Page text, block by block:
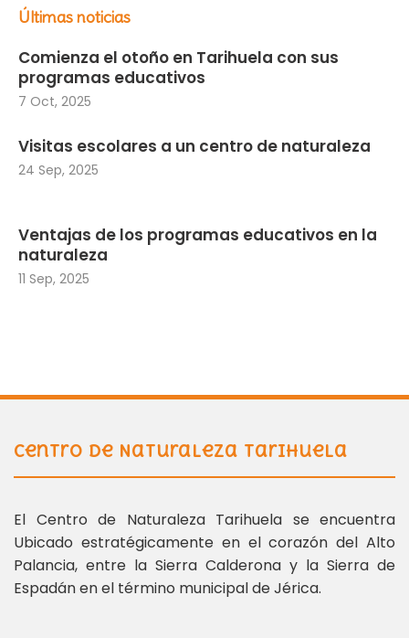
Últimas noticias
Comienza el otoño en Tarihuela con sus
programas educativos
7 Oct, 2025
Visitas escolares a un centro de naturaleza
24 Sep, 2025
Ventajas de los programas educativos en la
naturaleza
11 Sep, 2025
Centro de Naturaleza Tarihuela
El Centro de Naturaleza Tarihuela se encuentra
Ubicado estratégicamente en el corazón del Alto
Palancia, entre la Sierra Calderona y la Sierra de
Espadán en el término municipal de Jérica.